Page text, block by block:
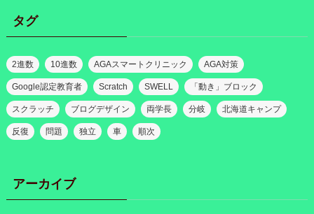
タグ
2進数 10進数 AGAスマートクリニック AGA対策
Google認定教育者 Scratch SWELL 「動き」ブロック
スクラッチ ブログデザイン 両学長 分岐 北海道キャンプ
反復 問題 独立 車 順次
アーカイブ